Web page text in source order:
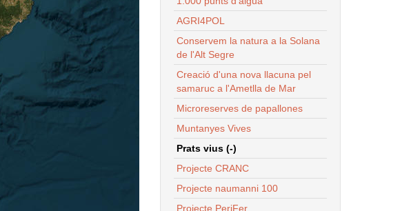
AGRI4POL
Conservem la natura a la Solana
de l'Alt Segre
Creació d'una nova llacuna pel
samaruc a l'Ametlla de Mar
Microreserves de papallones
Muntanyes Vives
Prats vius (-)
Projecte CRANC
Projecte naumanni 100
Projecte PeriFer